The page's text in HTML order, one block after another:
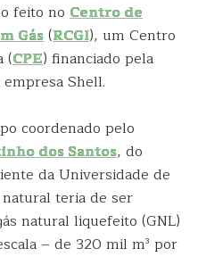
feito no Centro de
Gás(RCGI), um Centro
(CPE) financiado pela
Shell.
coordenado pelo
dos Santos, do
da Universidade de
natural teria de ser
natural liquefeito (GNL)
– de 320 mil m³ por